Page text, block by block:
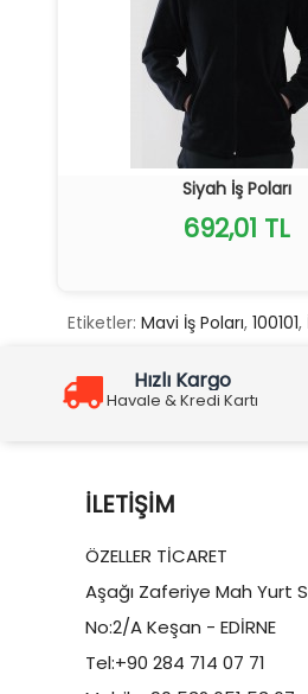
Siyah İş Poları
692,01 TL
Etiketler: Mavi İş Poları, 100101,
Hızlı Kargo
Havale & Kredi Kartı
İLETIŞIM
ÖZELLER TİCARET
Aşağı Zaferiye Mah Yurt
No:2/A Keşan - EDİRNE
Tel:+90 284 714 07 71